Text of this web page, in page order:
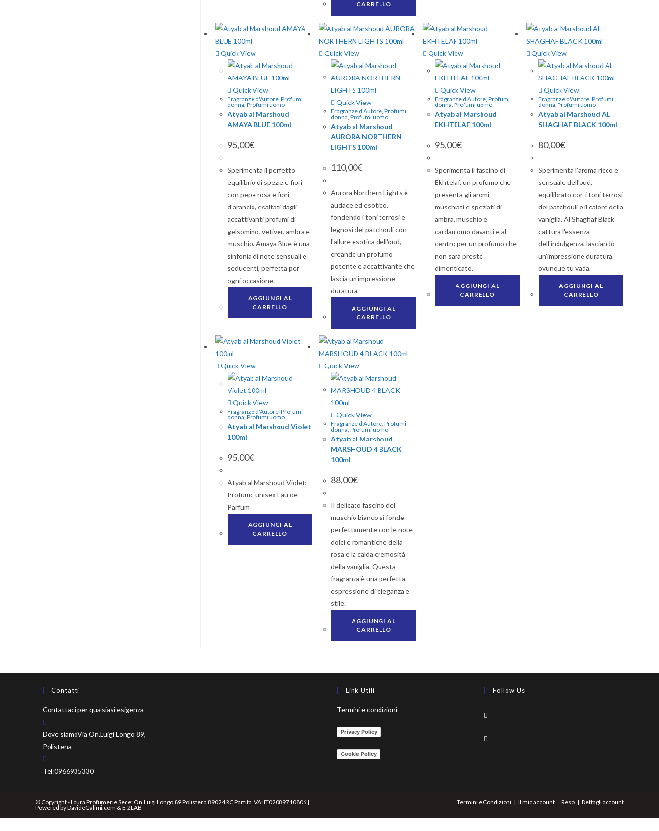
CARRELLO
Quick View
Quick View
Fragranze d'Autore Profumi
donna Profumi uomo
Atyab al Marshoud
AMAYA BLUE 100ml
95,00€
Sperimenta il perfetto
equilibrio di spezie e fiori
con pepe rosa e fiori
d'arancio, esaltati dagli
accattivanti profumi di
gelsomino, vetiver, ambra e
muschio. Amaya Blue è una
sinfonia di note sensuali e
seducenti, perfetta per
ogni occasione.
AGGIUNGI AL
CARRELLO
Quick View
Quick View
Fragranze d'Autore ,Profumi
donna ,Profumi uomo
Atyab al Marshoud
AURORA NORTHERN
LIGHTS 100ml
110,00€
Aurora Northern Lights è
audace ed esotico,
fondendo i toni terrosi e
legnosi del patchouli con
l'allure esotica dell'oud,
creando un profumo
potente e accattivante che
lascia un'impressione
duratura.
AGGIUNGI AL
CARRELLO
Quick View
Quick View
Fragranze d'Autore, Profumi
donna Profumi uomo
Atyab al Marshoud
EKHTELAF 100ml
95,00€
Sperimenta il fascino di
Ekhtelaf, un profumo che
presenta gli aromi
muschiati e speziati di
ambra, muschio e
cardamomo davanti e al
centro per un profumo che
non sarà presto
dimenticato.
AGGIUNGI AL
CARRELLO
Quick View
Quick View
Fragranze d'Autore ,Profumi
donna ,Profumi uomo
Atyab al Marshoud AL
SHAGHAF BLACK 100ml
80,00€
Sperimenta l'aroma ricco e
sensuale dell'oud,
equilibrato con i toni terrosi
del patchouli e il calore della
vaniglia. Al Shaghaf Black
cattura l'essenza
dell'indulgenza, lasciando
un'impressione duratura
ovunque tu vada.
AGGIUNGI AL
CARRELLO
Quick View
Quick View
Fragranze d'Autore, Profumi
donna, Profumi uomo
Atyab al Marshoud Violet
100ml
95,00€
Atyab al Marshoud Violet:
Profumo unisex Eau de
Parfum
AGGIUNGI AL
CARRELLO
Quick View
Quick View
Fragranze d'Autore,Profumi
donna,Profumi uomo
Atyab al Marshoud
MARSHOUD 4 BLACK
100ml
88,00€
Il delicato fascino del
muschio bianco si fonde
perfettamente con le note
dolci e romantiche della
rosa e la calda cremosità
della vaniglia. Questa
fragranza è una perfetta
espressione di eleganza e
stile.
AGGIUNGI AL
CARRELLO
Contatti
Contattaci per qualsiasi esigenza
Dove siamoVia On.Luigi Longo 89,
Polistena
Tel:0966935330
Link Utili
Termini e condizioni
Privacy Policy
Cookie Policy
Follow Us
Termini e Condizioni Il mio account Reso Dettagli account
© Copyright - Laura Profumerie Sede: On.Luigi Longo,89 Polistena 89024 RC Partita IVA: IT02089710806 |
Powered byDavideGalimi.com & E-2LAB